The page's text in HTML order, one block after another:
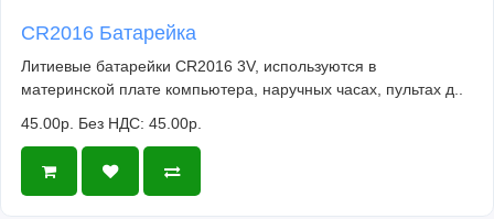
CR2016 Батарейка
Литиевые батарейки CR2016 3V, используются в
материнской плате компьютера, наручных часах, пультах д..
45.00р. Без НДС: 45.00р.